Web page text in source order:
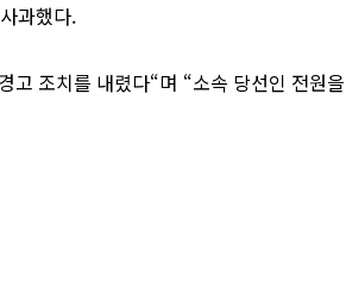
과했다.
고 조치를 내렸다“며 “소속 당선인 전원을